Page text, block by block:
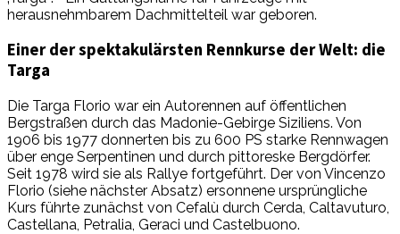
herausnehmbarem Dachmittelteil war geboren.
Einer der spektakulärsten Rennkurse der Welt: die
Targa
Die Targa Florio war ein Autorennen auf öffentlichen
Bergstraßen durch das Madonie-Gebirge Siziliens. Von
1906 bis 1977 donnerten bis zu 600 PS starke Rennwagen
über enge Serpentinen und durch pittoreske Bergdörfer.
Seit 1978 wird sie als Rallye fortgeführt. Der von Vincenzo
Florio (siehe nächster Absatz) ersonnene ursprüngliche
Kurs führte zunächst von Cefalù durch Cerda, Caltavuturo,
Castellana, Petralia, Geraci und Castelbuono.